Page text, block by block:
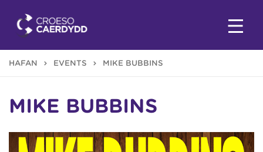
HAFAN EVENTS MIKE BUBBINS
MIKE BUBBINS